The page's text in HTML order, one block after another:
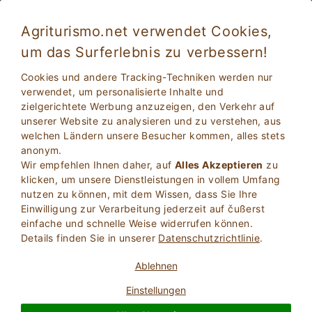
Agriturismo.net verwendet Cookies,
um das Surferlebnis zu verbessern!
Cookies und andere Tracking-Techniken werden nur
verwendet, um personalisierte Inhalte und
zielgerichtete Werbung anzuzeigen, den Verkehr auf
unserer Website zu analysieren und zu verstehen, aus
welchen Ländern unsere Besucher kommen, alles stets
anonym.
Wir empfehlen Ihnen daher, auf Alles Akzeptieren zu
klicken, um unsere Dienstleistungen in vollem Umfang
nutzen zu können, mit dem Wissen, dass Sie Ihre
Einwilligung zur Verarbeitung jederzeit auf čußerst
einfache und schnelle Weise widerrufen können.
Details finden Sie in unserer Datenschutzrichtlinie.
Ablehnen
Einstellungen
2Erwachsene
0Kinder SUCHE